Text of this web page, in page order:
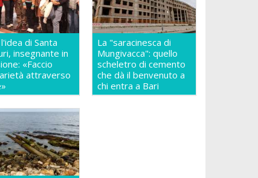
di Santa
insegnante in
«Faccio
attraverso
La "saracinesca di
Mungivacca": quello
scheletro di cemento
che dà il benvenuto a
chi entra a Bari